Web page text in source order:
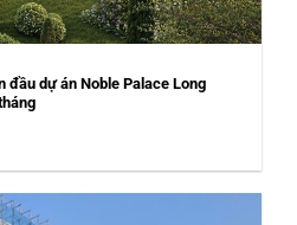
dự án Noble Palace Long